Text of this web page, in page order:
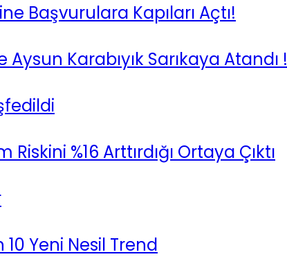
Başvurulara Kapıları Açtı!
Karabıyık Sarıkaya Atandı !
%16 Arttırdığı Ortaya Çıktı
Yeni Nesil Trend